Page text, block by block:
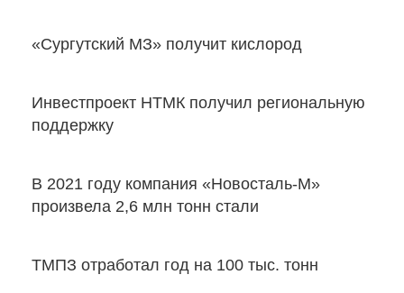
«Сургутский МЗ» получит кислород
Инвестпроект НТМК получил региональную
поддержку
В 2021 году компания «Новосталь-М»
произвела 2,6 млн тонн стали
ТМПЗ отработал год на 100 тыс. тонн